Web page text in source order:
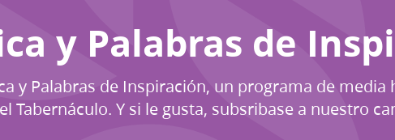
y Palabras de
y Palabras de Inspiración, un programa de
Tabernáculo. Y si le gusta, subsribase a nuestro